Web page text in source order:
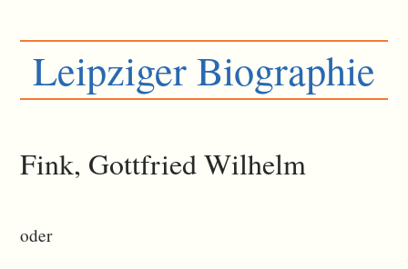
Leipziger Biographie
Fink, Gottfried Wilhelm
oder